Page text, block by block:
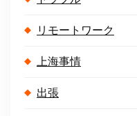
リモートワーク
上海事情
出張